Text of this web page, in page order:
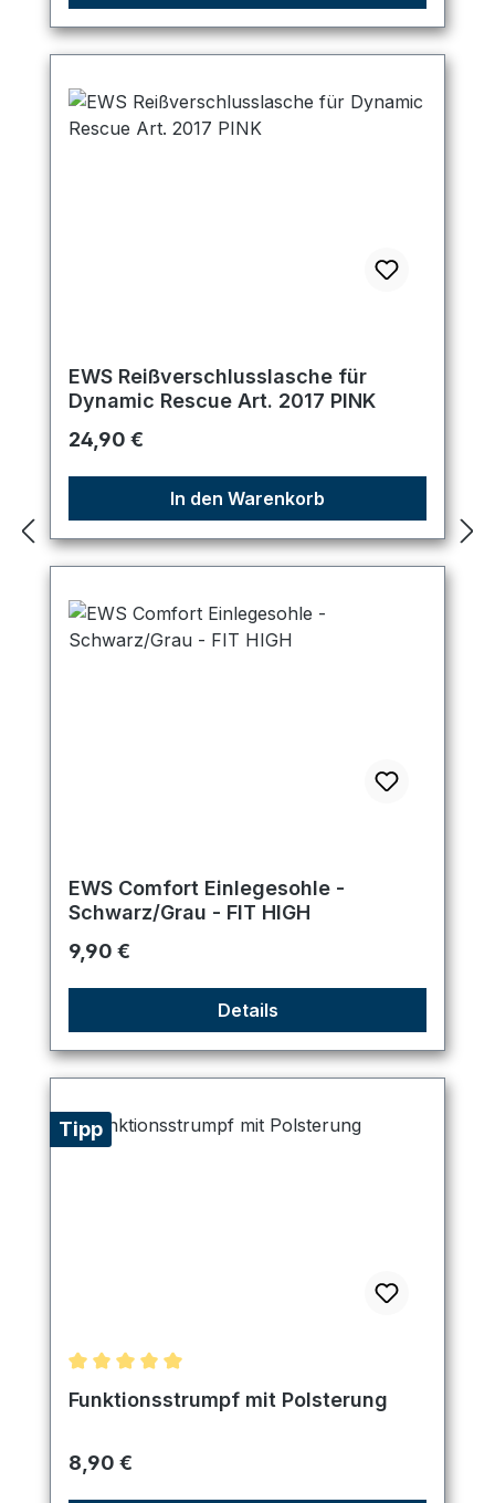
EWS Reißverschlusslasche für
Dynamic Rescue Art. 2017 PINK
Regulärer Preis:
24,90 €
In den Warenkorb
EWS Comfort Einlegesohle -
Schwarz/Grau - FIT HIGH
Regulärer Preis:
9,90 €
Details
Tipp
Durchschnittliche Bewertung von 5 von 5 Sternen
Funktionsstrumpf mit Polsterung
Regulärer Preis:
8,90 €